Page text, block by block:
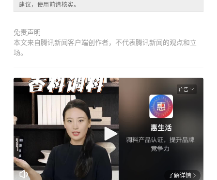
建议，使用前请核实。
免责声明
本文来自腾讯新闻客户端创作者，不代表腾讯新闻的观点和立
场。
广告
了解详情